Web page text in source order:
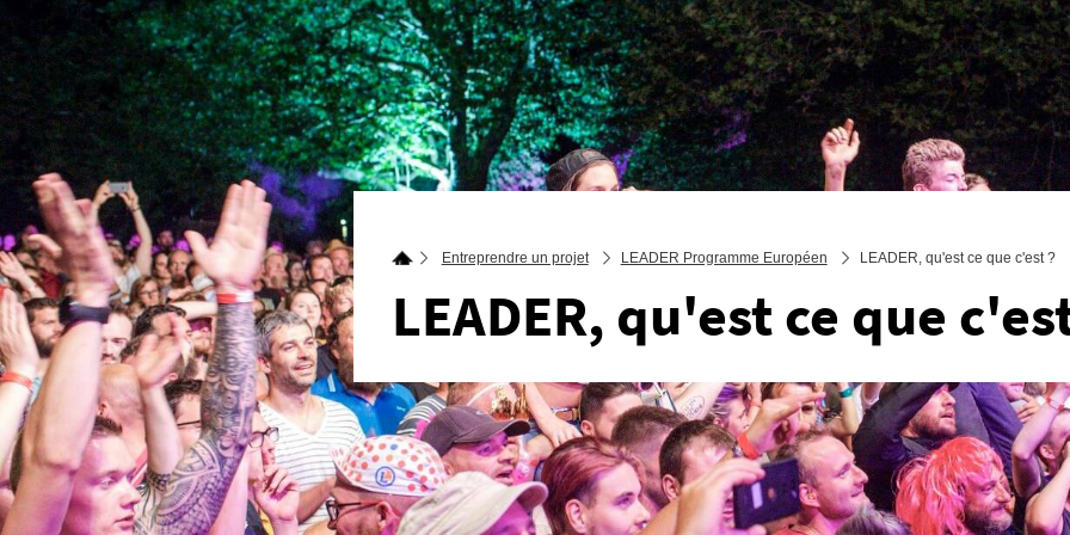
Entreprendre un projet LEADER Programme Européen LEADER, qu'est ce que c'est ?
LEADER, qu'est ce que